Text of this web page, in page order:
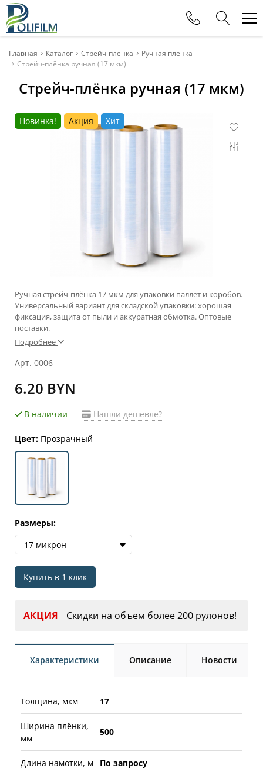
Телефоны
Офис
+375 (29) 615-80-11
Отдел продаж
Главная Каталог Стрейч-пленка
Ручная пленка
Стрейч-плёнка ручная (17 мкм)
Стрейч-плёнка ручная (17 мкм)
Новинка! Акция Хит
Ручная стрейч-плёнка 17 мкм для упаковки паллет и коробов.
Универсальный вариант для складской упаковки: хорошая
фиксация, защита от пыли и аккуратная обмотка. Оптовые
поставки.
Подробнее
Арт. 0006
6.20 BYN
В наличии Нашли дешевле?
Цвет: Прозрачный
Размеры:
17 микрон
Купить в 1 клик
АКЦИЯ Скидки на объем более 200 рулонов!
Характеристики Описание Новости
Толщина, мкм 17
Ширина плёнки,
мм
500
Длина намотки, м По запросу